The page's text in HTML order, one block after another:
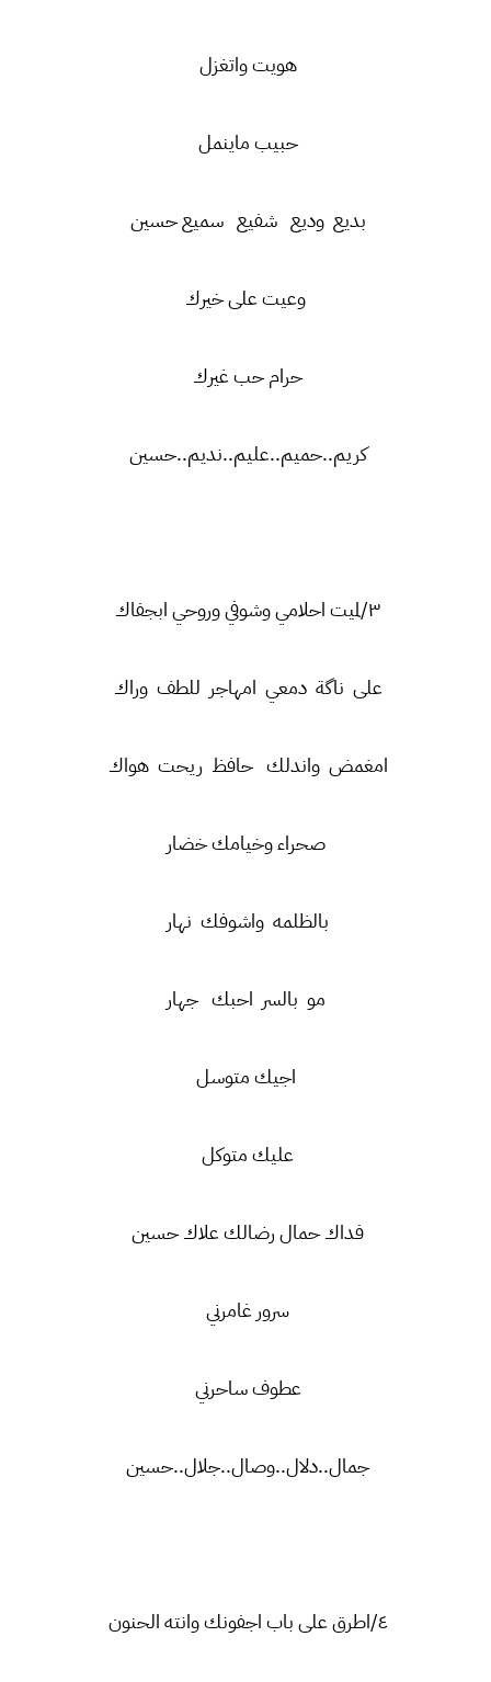
هويت واتغزل
حبيب ماينمل
بديع وديع شفيع سميع حسين
وعيت على خيرك
حرام حب غيرك
كريم..حميم..عليم..نديم..حسين
٣/لميت احلامي وشوفي وروحي ابجفاك
على ناگة دمعي امهاجر للطف وراك
امغمض واندلك حافظ ريحت هواك
صحراء وخيامك خضار
بالظلمه واشوفك نهار
مو بالسر احبك جهار
اجيك متوسل
عليك متوكل
فداك حمال رضالك علاك حسين
سرور غامرني
عطوف ساحرني
جمال..دلال..وصال..جلال..حسين
٤/اطرق على باب اجفونك وانته الحنون